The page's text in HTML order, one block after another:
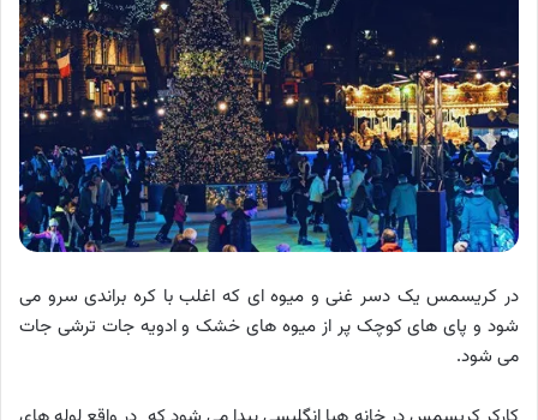
در کریسمس یک دسر غنی و میوه ای که اغلب با کره براندی سرو می
شود و پای های کوچک پر از میوه های خشک و ادویه جات ترشی جات
می شود.